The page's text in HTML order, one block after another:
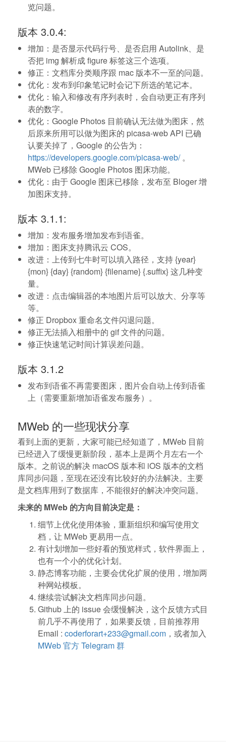
览问题。
版本 3.0.4:
增加：是否显示代码行号、是否启用 Autolink、是
否把 img 解析成 figure 标签这三个选项。
修正：文档库分类顺序跟 mac 版本不一至的问题。
优化：发布到印象笔记时会记下所选的笔记本。
优化：输入和修改有序列表时，会自动更正有序列
表的数字。
优化：Google Photos 目前确认无法做为图床，然
后原来所用可以做为图床的 picasa-web API 已确
认要关掉了，Google 的公告为：
https://developers.google.com/picasa-web/。
MWeb 已移除 Google Photos 图床功能。
优化：由于 Google 图床已移除，发布至 Bloger 增
加图床支持。
版本 3.1.1:
增加：发布服务增加发布到语雀。
增加：图床支持腾讯云 COS。
改进：上传到七牛时可以填入路径，支持 {year}
{mon} {day} {random} {filename} {.suffix} 这几种变
量。
改进：点击编辑器的本地图片后可以放大、分享等
等。
修正 Dropbox 重命名文件闪退问题。
修正无法插入相册中的 gif 文件的问题。
修正快速笔记时间计算误差问题。
版本 3.1.2
发布到语雀不再需要图床，图片会自动上传到语雀
上（需要重新增加语雀发布服务）。
MWeb 的一些现状分享
看到上面的更新，大家可能已经知道了，MWeb 目前
已经进入了缓慢更新阶段，基本上是两个月左右一个
版本。之前说的解决 macOS 版本和 iOS 版本的文档
库同步问题，至现在还没有比较好的办法解决。主要
是文档库用到了数据库，不能很好的解决冲突问题。
未来的 MWeb 的方向目前决定是：
细节上优化使用体验，重新组织和编写使用文
档，让 MWeb 更易用一点。
有计划增加一些好看的预览样式，软件界面上，
也有一个小的优化计划。
静态博客功能，主要会优化扩展的使用，增加两
种网站模板。
继续尝试解决文档库同步问题。
Github 上的 issue 会缓慢解决，这个反馈方式目
前几乎不再使用了，如果要反馈，目前推荐用
Email : coderforart+233@gmail.com ，或者加入
MWeb 官方 Telegram 群